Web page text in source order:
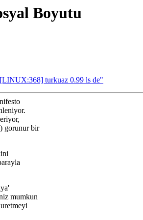
Boyutu
turkuaz 0.99 ls de"
gorunur bir
mumkun